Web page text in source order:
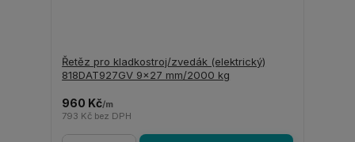
Řetěz pro kladkostroj/zvedák (elektrický)
818DAT927GV 9x27 mm/2000 kg
960 Kč/m
793 Kč bez DPH